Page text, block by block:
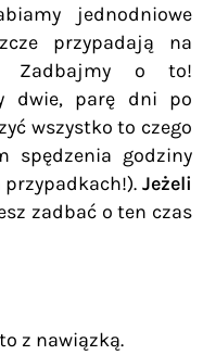
jednodniowe
przypadają na
Zadbajmy o to!
dwie, parę dni po
wszystko to czego
spędzenia godziny
przypadkach!). Jeżeli
zadbać o ten czas
z nawiązką.